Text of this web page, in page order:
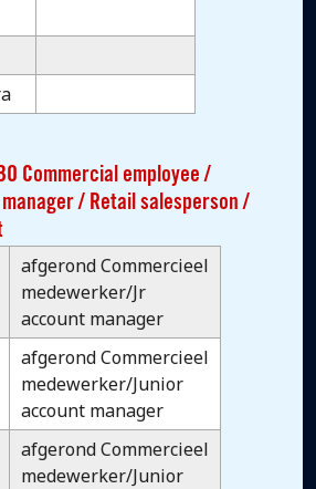
Commercial employee /
/ Retail salesperson /
afgerond Commercieel
medewerker/Jr
account manager
afgerond Commercieel
medewerker/Junior
account manager
afgerond Commercieel
medewerker/Junior